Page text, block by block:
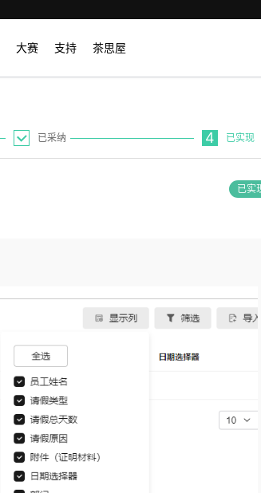
大赛 支持 茶思屋
已采纳 4 已实现
已实